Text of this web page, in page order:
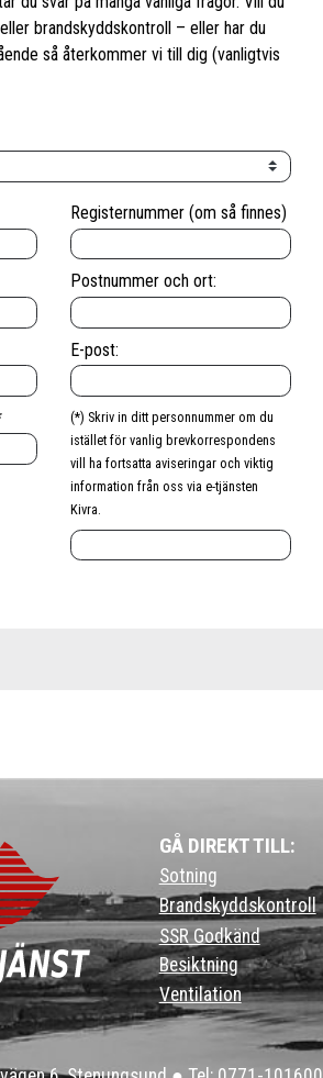
brandskyddskontroll – eller har du
så återkommer vi till dig (vanligtvis
Registernummer (om så finnes)
Postnummer och ort:
E-post:
(*) Skriv in ditt personnummer om du
istället för vanlig brevkorrespondens
vill ha fortsatta aviseringar och viktig
information från oss via e-tjänsten
Kivra.
GÅ DIREKT TILL:
Sotning
Brandskyddskontroll
SSR Godkänd
Besiktning
Ventilation